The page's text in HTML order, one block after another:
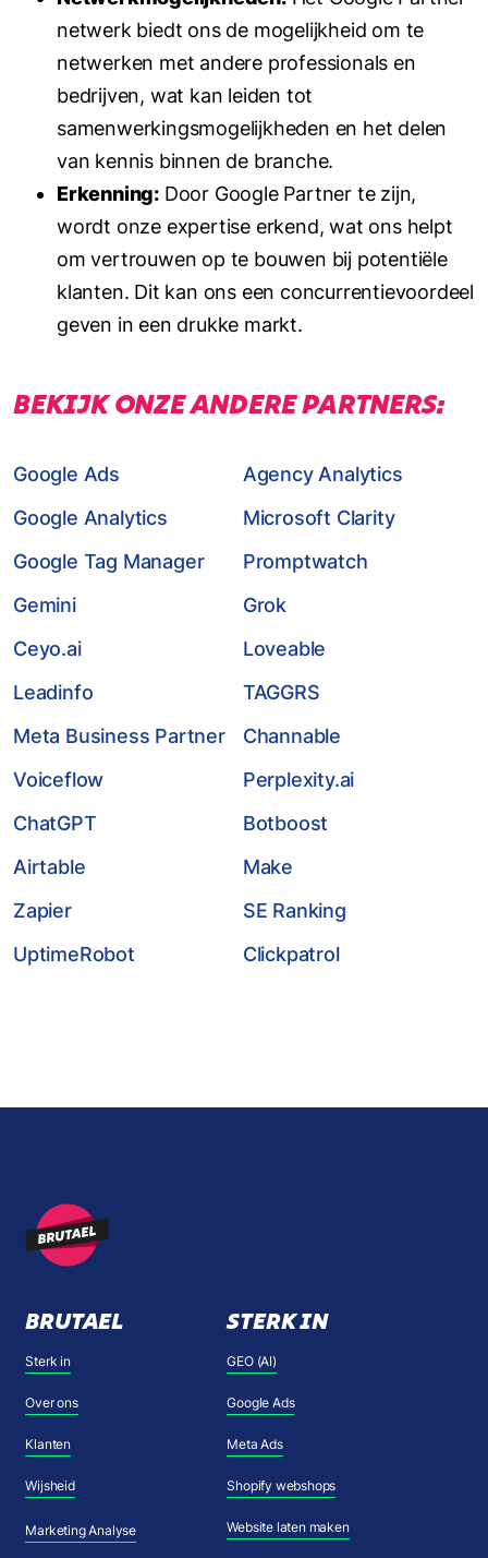
netwerk biedt ons de mogelijkheid om te
netwerken met andere professionals en
bedrijven, wat kan leiden tot
samenwerkingsmogelijkheden en het delen
van kennis binnen de branche.
Erkenning: Door Google Partner te zijn,
wordt onze expertise erkend, wat ons helpt
om vertrouwen op te bouwen bij potentiële
klanten. Dit kan ons een concurrentievoordeel
geven in een drukke markt.
BEKIJK ONZE ANDERE PARTNERS:
Google Ads
Agency Analytics
Google Analytics
Microsoft Clarity
Google Tag Manager
Promptwatch
Gemini
Grok
Ceyo.ai
Loveable
Leadinfo
TAGGRS
Meta Business Partner
Channable
Voiceflow
Perplexity.ai
ChatGPT
Botboost
Airtable
Make
Zapier
SE Ranking
UptimeRobot
Clickpatrol
BRUTAEL
Sterk in
Over ons
Klanten
Wijsheid
Marketing Analyse
STERK IN
GEO (AI)
Google Ads
Meta Ads
Shopify webshops
Website laten maken